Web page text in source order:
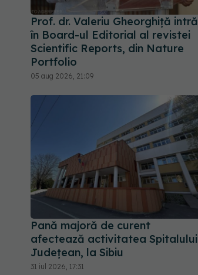
Prof. dr. Valeriu Gheorghiță intră
în Board-ul Editorial al revistei
Scientific Reports, din Nature
Portfolio
05 aug 2026, 21:09
Pană majoră de curent
afectează activitatea Spitalului
Județean, la Sibiu
31 iul 2026, 17:31